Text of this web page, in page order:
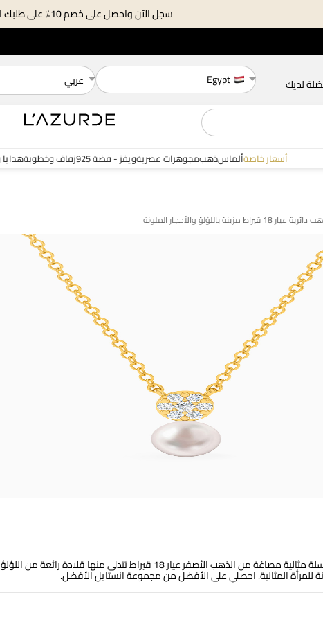
سجل الآن واحصل على خصم 10٪ على طلبك الأول *
لديك Egypt عربي
أسعار خاصةألماسذهبمجوهرات عصريةويفز - فضة 925 زفاف وخطوبة
مزينة باللؤلؤ والأحجار الملونة
ستحصلي معنا على التطابق المثالي، بإرتدائك سلسلة مثالية مصاغة من الذهب الأصفر عيار 18 قيراط